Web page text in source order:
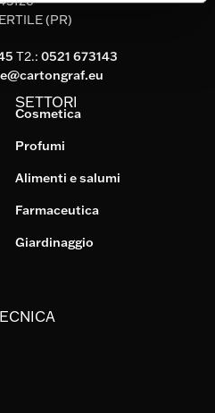
(PR)
T2.: 0521 673143
SETTORI
Cosmetica
Profumi
Alimenti e salumi
Farmaceutica
Giardinaggio